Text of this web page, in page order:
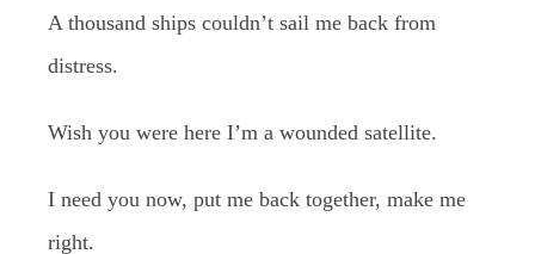
A thousand ships couldn’t sail me back from
distress.
Wish you were here I’m a wounded satellite.
I need you now, put me back together, make me
right.